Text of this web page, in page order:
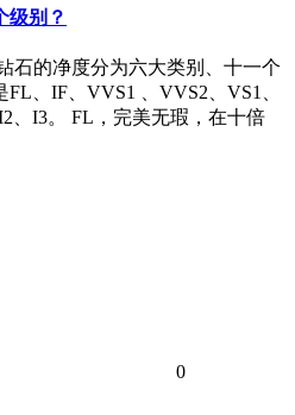
级别？
石的净度分为六大类别、十一个
、IF、VVS1 、VVS2、VS1、
、I3。 FL，完美无瑕，在十倍
0